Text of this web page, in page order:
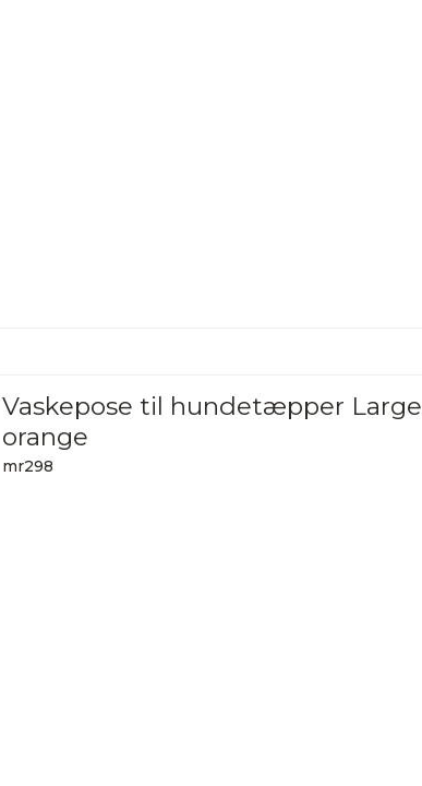
Vaskepose til hundetæpper Large
orange
mr298